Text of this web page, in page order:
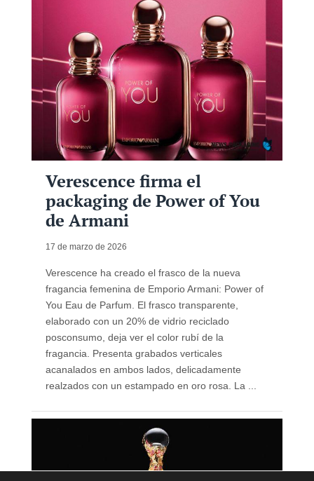
Verescence firma el
packaging de Power of You
de Armani
17 de marzo de 2026
Verescence ha creado el frasco de la nueva
fragancia femenina de Emporio Armani: Power of
You Eau de Parfum. El frasco transparente,
elaborado con un 20% de vidrio reciclado
posconsumo, deja ver el color rubí de la
fragancia. Presenta grabados verticales
acanalados en ambos lados, delicadamente
realzados con un estampado en oro rosa. La ...